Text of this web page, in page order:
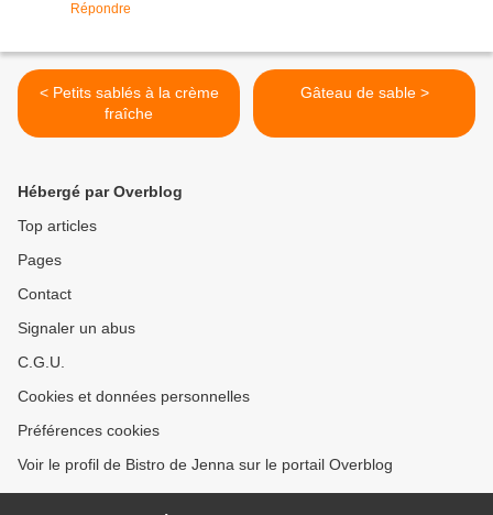
Répondre
< Petits sablés à la crème
fraîche
Gâteau de sable >
Hébergé par Overblog
Top articles
Pages
Contact
Signaler un abus
C.G.U.
Cookies et données personnelles
Préférences cookies
Voir le profil de Bistro de Jenna sur le portail Overblog